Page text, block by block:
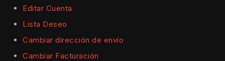
Editar Cuenta
Lista Deseo
Cambiar dirección de envío
Cambiar Facturación